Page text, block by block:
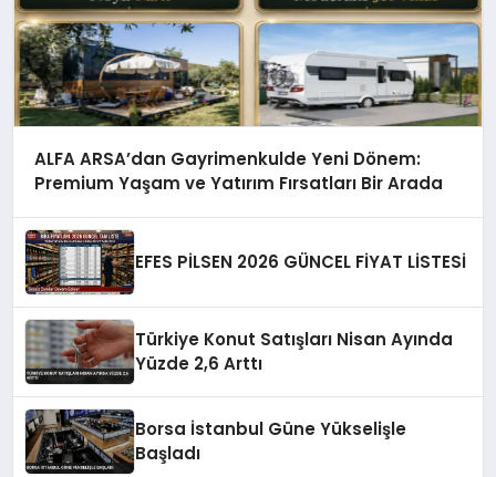
ALFA ARSA’dan Gayrimenkulde Yeni Dönem:
Premium Yaşam ve Yatırım Fırsatları Bir Arada
EFES PİLSEN 2026 GÜNCEL FİYAT LİSTESİ
Türkiye Konut Satışları Nisan Ayında
Yüzde 2,6 Arttı
Borsa İstanbul Güne Yükselişle
Başladı